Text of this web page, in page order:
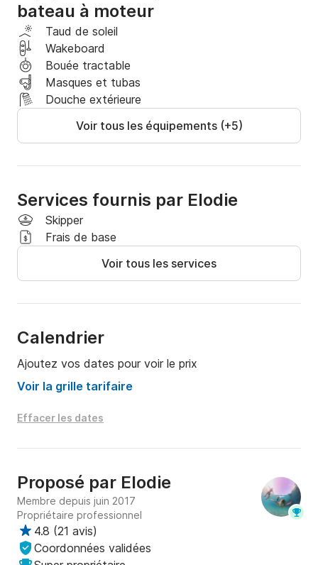
Admirez le paysage côtier, savourez des moments de
détente et créez des souvenirs inoubliables.
Réservez votre bateau dès maintenant et laissez-
nous vous guider le temps d une journée 100%
détente! 🚤✨
Départ marina royale de Marigot
Inclus:
Matériel de snorkelling
Tapis flottant
Sur demande paddle
Tarif indiqué pour journée SAINT MARTIN.
Option ANGUILLA:
si vous souhaitez aller à ANGUILLA, merci de choisir l
Et vos passeports devront être fournis 24h avant.
Bateau:
bateau à moteur
Taud de soleil
Wakeboard
Bouée tractable
Masques et tubas
Douche extérieure
Voir tous les équipements (+5)
Services fournis par Elodie
Skipper
Frais de base
Voir tous les services
Calendrier
Ajoutez vos dates pour voir le prix
Voir la grille tarifaire
Effacer les dates
Proposé par Elodie
Membre depuis juin 2017
Propriétaire professionnel
4.8 (21 avis)
Coordonnées validées